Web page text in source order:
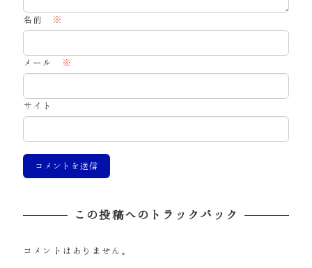
名前 ※
メール ※
サイト
この投稿へのトラックバック
コメントはありません。